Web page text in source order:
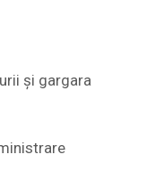
și gargara